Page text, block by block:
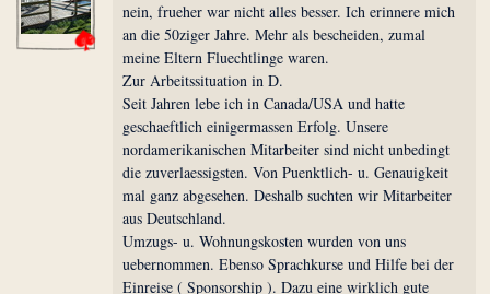
nein, frueher war nicht alles besser. Ich erinnere mich
an die 50ziger Jahre. Mehr als bescheiden, zumal
meine Eltern Fluechtlinge waren.
Zur Arbeitssituation in D.
Seit Jahren lebe ich in Canada/USA und hatte
geschaeftlich einigermassen Erfolg. Unsere
nordamerikanischen Mitarbeiter sind nicht unbedingt
die zuverlaessigsten. Von Puenktlich- u. Genauigkeit
mal ganz abgesehen. Deshalb suchten wir Mitarbeiter
aus Deutschland.
Umzugs- u. Wohnungskosten wurden von uns
uebernommen. Ebenso Sprachkurse und Hilfe bei der
Einreise ( Sponsorship ). Dazu eine wirklich gute